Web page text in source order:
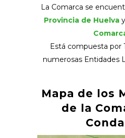
La Comarca se
Provincia de Huelvay
Está compuesta por
numerosas Entidades
Mapa de los
de la